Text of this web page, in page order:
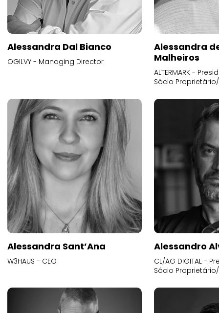
Alessandra Dal Bianco
OGILVY - Managing Director
Alessandra
Malheiros
ALTERMARK -
Sócio
Alessandra Sant’Ana
W3HAUS - CEO
Alessandro
CL/AG DIGITAL -
Sócio